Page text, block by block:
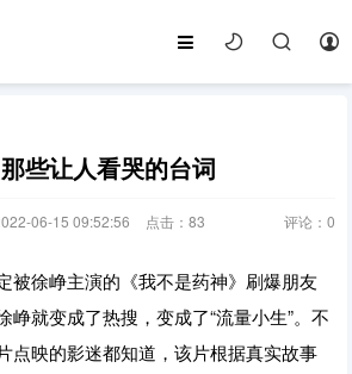
些让人看哭的台词
06-15 09:52:56 点击：83 评论： 0
徐峥主演的《我不是药神》刷爆朋友
峥就变成了热搜，变成了“流量小生”。不
点映的影迷都知道，该片根据真实故事